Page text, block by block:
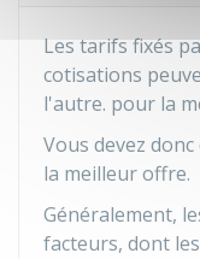
Les tarifs fixés
cotisations
l'autre. pour la
Vous devez
la meilleur offre.
Généralement,
facteurs, dont